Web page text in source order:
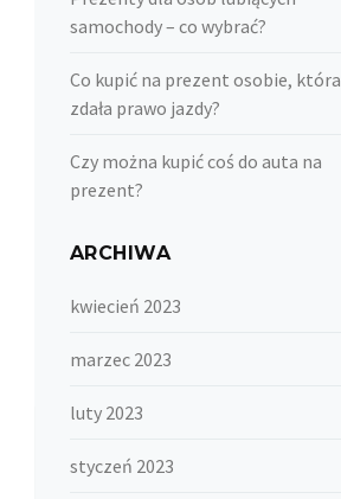
samochody – co wybrać?
Co kupić na prezent osobie, która
zdała prawo jazdy?
Czy można kupić coś do auta na
prezent?
ARCHIWA
kwiecień 2023
marzec 2023
luty 2023
styczeń 2023